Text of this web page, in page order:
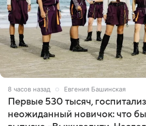
8 часов назад Евгения Башинская
Первые 530 тысяч,
неожиданный новичок: что